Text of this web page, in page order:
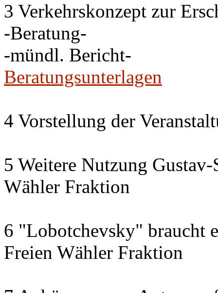
3 Verkehrskonzept zur
-Beratung-
-mündl. Bericht-
Beratungsunterlagen
4 Vorstellung der
5 Weitere Nutzung
Wähler Fraktion
6 "Lobotchevsky" braucht
Freien Wähler Fraktion